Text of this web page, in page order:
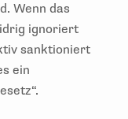
Wenn das
ignoriert
sanktioniert
ein